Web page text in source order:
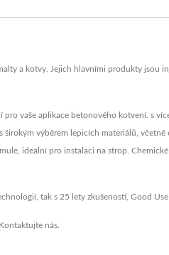
a kotvy. Jejich hlavními produkty jsou
vaše aplikace betonového kotvení. s
výběrem lepicích materiálů,
ideální pro instalaci na strop.
tak s 25 lety zkušeností, Good
Kontaktujte nás.